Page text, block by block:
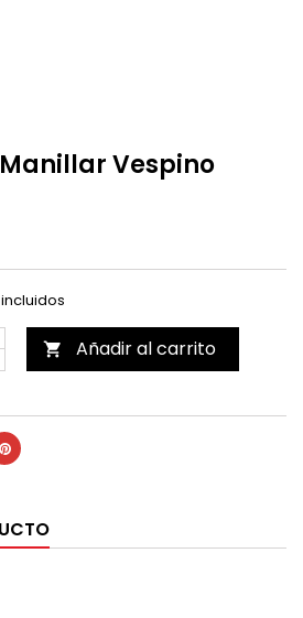
Vespino
 Añadir al carrito